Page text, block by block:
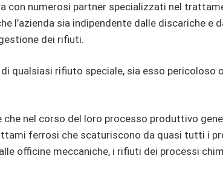
con numerosi partner specializzati nel
l’azienda sia indipendente dalle discariche
dei rifiuti.
qualsiasi rifiuto speciale, sia esso
nel corso del loro processo produttivo
ferrosi che scaturiscono da quasi tutti i
officine meccaniche, i rifiuti dei processi